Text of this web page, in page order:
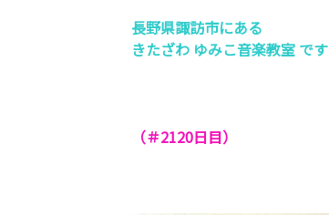
長野県諏訪市にある
きたざわ ゆみこ音楽教室 です
（＃2120日目）